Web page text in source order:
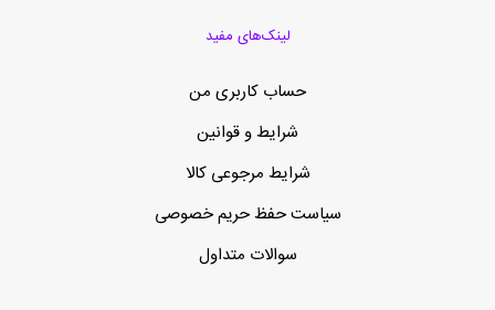
لینک‌های مفید
حساب کاربری من
شرایط و قوانین
شرایط مرجوعی کالا
سیاست حفظ حریم خصوصی
سوالات متداول